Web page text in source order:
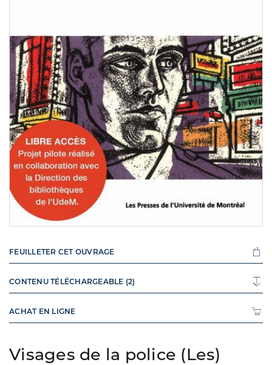
Visages de la police (Les)
FEUILLETER CET OUVRAGE
CONTENU TÉLÉCHARGEABLE (2)
ACHAT EN LIGNE